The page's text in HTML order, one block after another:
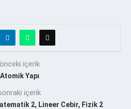
önceki içerik
Atomik Yapı
içerik
2, Lineer Cebir, Fizik 2